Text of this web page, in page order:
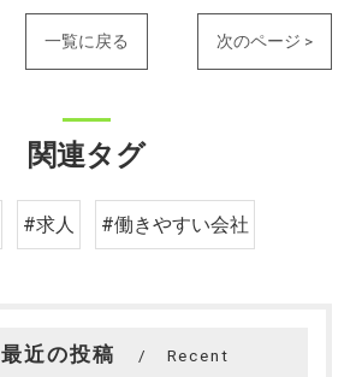
一覧に戻る 次のページ >
関連タグ
#求人 #働きやすい会社
最近の投稿
Recent